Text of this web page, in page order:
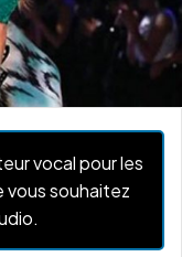
vocal pour les
souhaitez